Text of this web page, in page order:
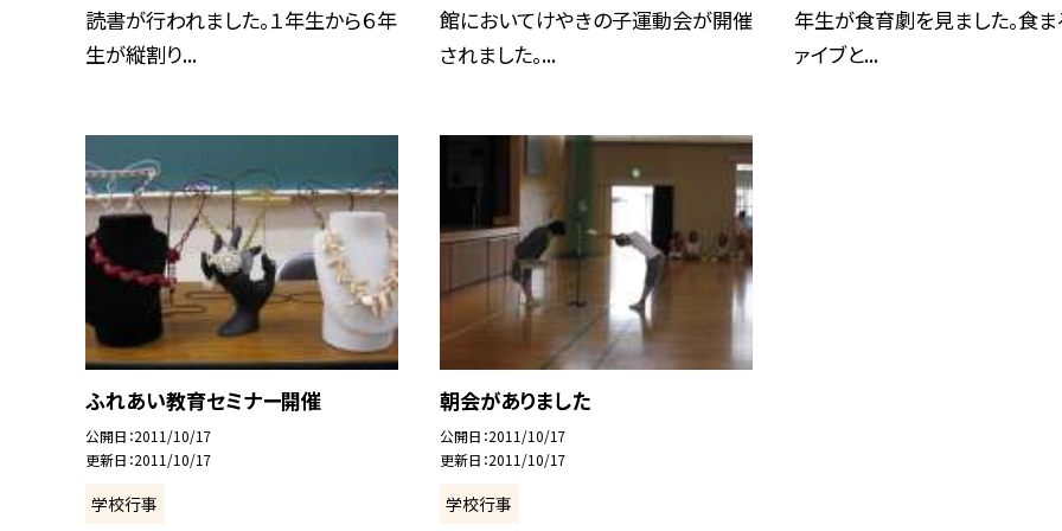
読書が行われました。１年生から６年
生が縦割り...
館においてけやきの子運動会が開催
されました。...
年生が食育劇を見ました。食ま
ァイブと...
ふれあい教育セミナー開催
公開日 2011/10/17
更新日 2011/10/17
学校行事
朝会がありました
公開日 2011/10/17
更新日 2011/10/17
学校行事